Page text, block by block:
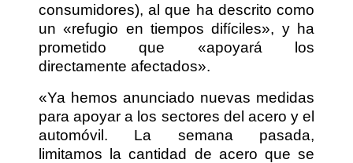
consumidores), al que ha descrito como
un «refugio en tiempos difíciles», y ha
prometido que «apoyará los
directamente afectados».
«Ya hemos anunciado nuevas medidas
para apoyar a los sectores del acero y el
automóvil. La semana pasada,
limitamos la cantidad de acero que se